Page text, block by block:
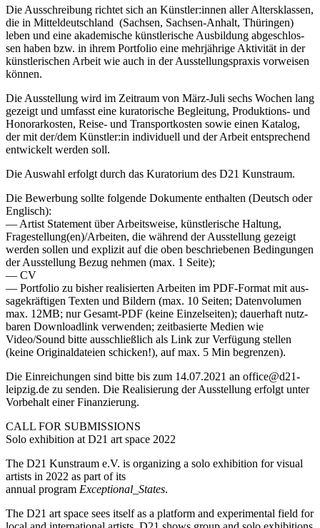
Die Ausschreibung rich­tet sich an Künstler:innen aller Altersklassen,
die in Mitteldeutschland (Sachsen, Sachsen-Anhalt, Thüringen)
leben und eine aka­de­mi­sche künst­le­ri­sche Ausbildung abge­schlos­
sen haben bzw. in ihrem Portfolio eine mehr­jäh­ri­ge Aktivität in der
künst­le­ri­schen Arbeit wie auch in der Ausstellungspraxis vor­wei­sen
können.
Die Ausstellung wird im Zeitraum von März-Juli sechs Wochen lang
gezeigt und umfasst eine kura­to­ri­sche Begleitung, Produktions- und
Honorarkosten, Reise- und Transportkosten sowie einen Katalog,
der mit der/dem Künstler:in indi­vi­du­ell und der Arbeit ent­spre­chend
ent­wi­ckelt wer­den soll.
Die Auswahl erfolgt durch das Kuratorium des D21 Kunstraum.
Die Bewerbung soll­te fol­gen­de Dokumente ent­hal­ten (Deutsch oder
Englisch):
— Artist Statement über Arbeitsweise, künst­le­ri­sche Haltung,
Fragestellung(en)/Arbeiten, die wäh­rend der Ausstellung gezeigt
wer­den sol­len und expli­zit auf die oben beschrie­be­nen Bedingungen
der Ausstellung Bezug neh­men (max. 1 Seite);
— CV
— Portfolio zu bis­her rea­li­sier­ten Arbeiten im PDF-Format mit aus­
sa­ge­kräf­ti­gen Texten und Bildern (max. 10 Seiten; Datenvolumen
max. 12MB; nur Gesamt-PDF (kei­ne Einzelseiten); dau­er­haft nutz­
ba­ren Downloadlink ver­wen­den; zeit­ba­sier­te Medien wie
Video/Sound bit­te aus­schließ­lich als Link zur Verfügung stel­len
(kei­ne Originaldateien schi­cken!), auf max. 5 Min begrenzen).
Die Einreichungen sind bit­te bis zum 14.07.2021 an office@d21-
leipzig.de zu sen­den. Die Realisierung der Ausstellung erfolgt unter
Vorbehalt einer Finanzierung.
CALL FOR SUBMISSIONS
Solo exhi­bi­ti­on at D21 art space 2022
The D21 Kunstraum e.V. is orga­ni­zing a solo exhi­bi­ti­on for visu­al
artists in 2022 as part of its
annu­al pro­gram Exceptional_States.
The D21 art space sees its­elf as a plat­form and expe­ri­men­tal field for